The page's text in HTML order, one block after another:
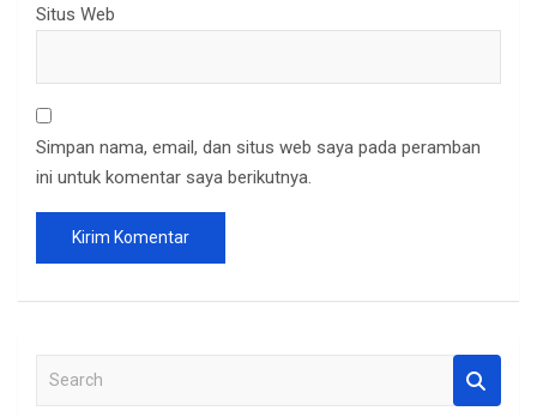
Situs Web
Simpan nama, email, dan situs web saya pada peramban
ini untuk komentar saya berikutnya.